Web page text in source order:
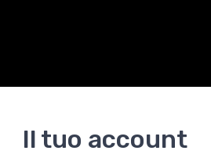
Il tuo account